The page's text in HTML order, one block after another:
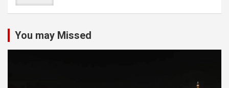
You may Missed